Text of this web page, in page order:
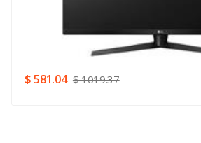
Rating Good
SUBMIT
$ 581.04 $ 1019.37